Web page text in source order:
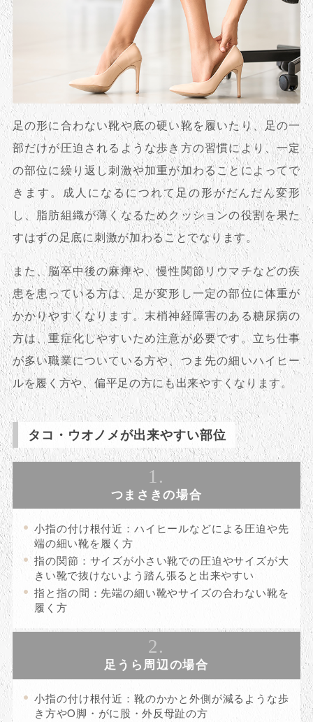
足の形に合わない靴や底の硬い靴を履いたり、足の一
部だけが圧迫されるような歩き方の習慣により、一定
の部位に繰り返し刺激や加重が加わることによってで
きます。成人になるにつれて足の形がだんだん変形
し、脂肪組織が薄くなるためクッションの役割を果た
すはずの足底に刺激が加わることでなります。
また、脳卒中後の麻痺や、慢性関節リウマチなどの疾
患を患っている方は、足が変形し一定の部位に体重が
かかりやすくなります。末梢神経障害のある糖尿病の
方は、重症化しやすいため注意が必要です。立ち仕事
が多い職業についている方や、つま先の細いハイヒー
ルを履く方や、偏平足の方にも出来やすくなります。
タコ・ウオノメが出来やすい部位
1.
つまさきの場合
小指の付け根付近：ハイヒールなどによる圧迫や先
端の細い靴を履く方
指の関節：サイズが小さい靴での圧迫やサイズが大
きい靴で抜けないよう踏ん張ると出来やすい
指と指の間：先端の細い靴やサイズの合わない靴を
履く方
2.
足うら周辺の場合
小指の付け根付近：靴のかかと外側が減るような歩
き方やO脚・がに股・外反母趾の方